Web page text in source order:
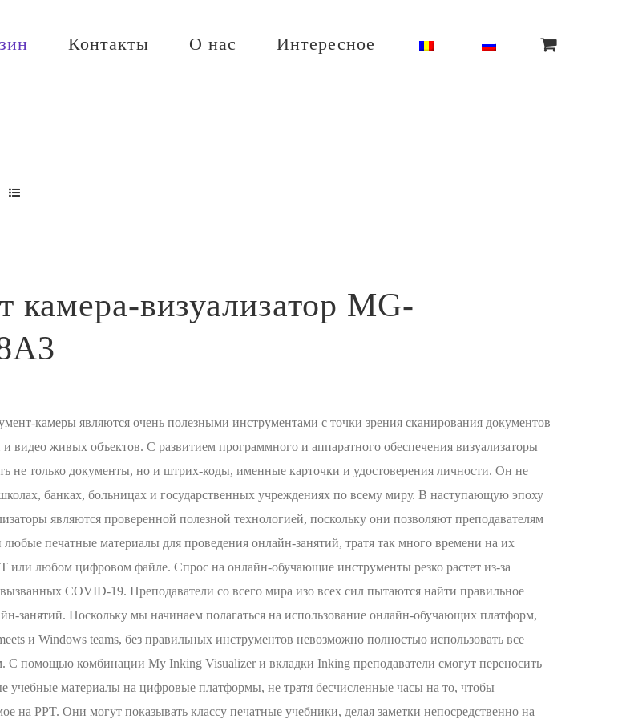
Контакты О нас Интересное
камера-визуализатор MG-
камеры являются очень полезными инструментами с точки зрения сканирования документов
видео живых объектов. С развитием программного и аппаратного обеспечения визуализаторы
не только документы, но и штрих-коды, именные карточки и удостоверения личности. Он не
банках, больницах и государственных учреждениях по всему миру. В наступающую эпоху
являются проверенной полезной технологией, поскольку они позволяют преподавателям
любые печатные материалы для проведения онлайн-занятий, тратя так много времени на их
или любом цифровом файле. Спрос на онлайн-обучающие инструменты резко растет из-за
COVID-19. Преподаватели со всего мира изо всех сил пытаются найти правильное
занятий. Поскольку мы начинаем полагаться на использование онлайн-обучающих платформ,
и Windows teams, без правильных инструментов невозможно полностью использовать все
С помощью комбинации My Inking Visualizer и вкладки Inking преподаватели смогут переносить
учебные материалы на цифровые платформы, не тратя бесчисленные часы на то, чтобы
на PPT. Они могут показывать классу печатные учебники, делая заметки непосредственно на